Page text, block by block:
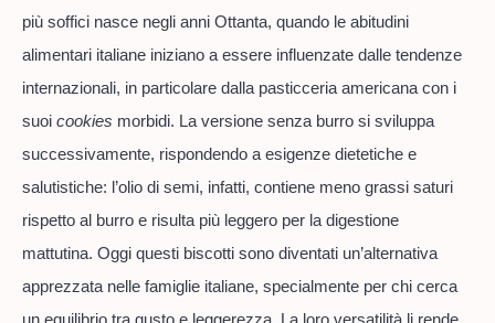
più soffici nasce negli anni Ottanta, quando le abitudini
alimentari italiane iniziano a essere influenzate dalle tendenze
internazionali, in particolare dalla pasticceria americana con i
suoi cookies morbidi. La versione senza burro si sviluppa
successivamente, rispondendo a esigenze dietetiche e
salutistiche: l’olio di semi, infatti, contiene meno grassi saturi
rispetto al burro e risulta più leggero per la digestione
mattutina. Oggi questi biscotti sono diventati un’alternativa
apprezzata nelle famiglie italiane, specialmente per chi cerca